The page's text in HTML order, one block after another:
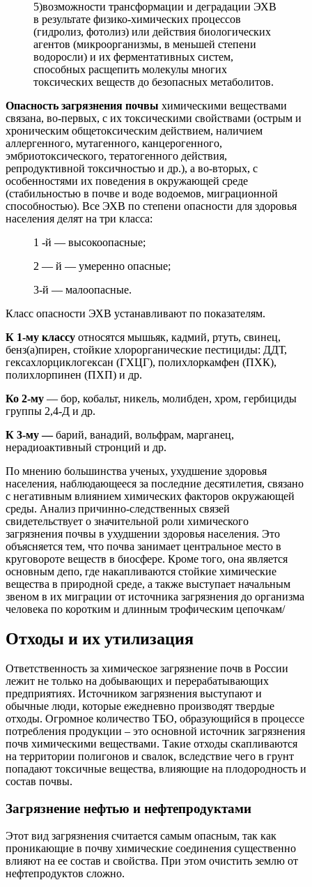
5)возможности трансформации и деградации ЭХВ
в результате физико-химических процессов
(гидролиз, фотолиз) или действия биологических
агентов (микроорганизмы, в меньшей степени
водоросли) и их ферментативных систем,
способных расщепить молекулы многих
токсических веществ до безопасных метаболитов.
Опасность загрязнения почвы химическими веществами
связана, во-первых, с их токсическими свойствами (острым и
хроническим общетоксическим действием, наличием
аллергенного, мутагенного, канцерогенного,
эмбриотоксического, тератогенного действия,
репродуктивной токсичностью и др.), а во-вторых, с
особенностями их поведения в окружающей среде
(стабильностью в почве и воде водоемов, миграционной
способностью). Все ЭХВ по степени опасности для здоровья
населения делят на три класса:
1 -й — высокоопасные;
2 — й — умеренно опасные;
3-й — малоопасные.
Класс опасности ЭХВ устанавливают по показателям.
К 1-му классу относятся мышьяк, кадмий, ртуть, свинец,
бенз(а)пирен, стойкие хлорорганические пестициды: ДДТ,
гексахлорциклогексан (ГХЦГ), полихлоркамфен (ПХК),
полихлорпинен (ПХП) и др.
Ко 2-му — бор, кобальт, никель, молибден, хром, гербициды
группы 2,4-Д и др.
К 3-му —барий, ванадий, вольфрам, марганец,
нерадиоактивный стронций и др.
По мнению большинства ученых, ухудшение здоровья
населения, наблюдающееся за последние десятилетия, связано
с негативным влиянием химических факторов окружающей
среды. Анализ причинно-следственных связей
свидетельствует о значительной роли химического
загрязнения почвы в ухудшении здоровья населения. Это
объясняется тем, что почва занимает центральное место в
круговороте веществ в биосфере. Кроме того, она является
основным депо, где накапливаются стойкие химические
вещества в природной среде, а также выступает начальным
звеном в их миграции от источника загрязнения до организма
человека по коротким и длинным трофическим цепочкам/
Отходы и их утилизация
Ответственность за химическое загрязнение почв в России
лежит не только на добывающих и перерабатывающих
предприятиях. Источником загрязнения выступают и
обычные люди, которые ежедневно производят твердые
отходы. Огромное количество ТБО, образующийся в процессе
потребления продукции – это основной источник загрязнения
почв химическими веществами. Такие отходы скапливаются
на территории полигонов и свалок, вследствие чего в грунт
попадают токсичные вещества, влияющие на плодородность и
состав почвы.
Загрязнение нефтью и нефтепродуктами
Этот вид загрязнения считается самым опасным, так как
проникающие в почву химические соединения существенно
влияют на ее состав и свойства. При этом очистить землю от
нефтепродуктов сложно.